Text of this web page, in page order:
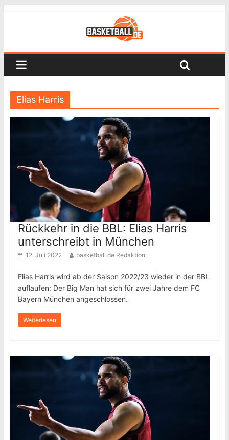
Elias Harris
Rückkehr in die BBL: Elias Harris
unterschreibt in München
12. Juli 2022 basketball.de Redaktion
Elias Harris wird ab der Saison 2022/23 wieder in der BBL
auflaufen: Der Big Man hat sich für zwei Jahre dem FC
Bayern München angeschlossen.
Weiterlesen